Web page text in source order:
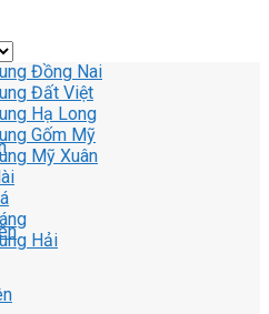
Đồng Nai
Đất Việt
Hạ Long
Gốm Mỹ
Mỹ Xuân
Hải